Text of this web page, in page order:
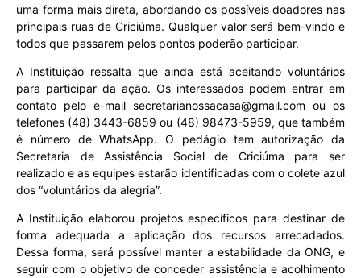
uma forma mais direta, abordando os possíveis doadores nas
principais ruas de Criciúma. Qualquer valor será bem-vindo e
todos que passarem pelos pontos poderão participar.
A Instituição ressalta que ainda está aceitando voluntários
para participar da ação. Os interessados podem entrar em
contato pelo e-mail secretarianossacasa@gmail.com ou os
telefones (48) 3443-6859 ou (48) 98473-5959, que também
é número de WhatsApp. O pedágio tem autorização da
Secretaria de Assistência Social de Criciúma para ser
realizado e as equipes estarão identificadas com o colete azul
dos “voluntários da alegria”.
A Instituição elaborou projetos específicos para destinar de
forma adequada a aplicação dos recursos arrecadados.
Dessa forma, será possível manter a estabilidade da ONG, e
seguir com o objetivo de conceder assistência e acolhimento